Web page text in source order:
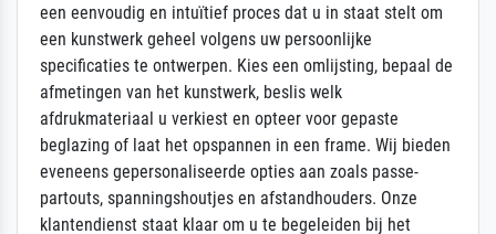
een eenvoudig en intuïtief proces dat u in staat stelt om
een kunstwerk geheel volgens uw persoonlijke
specificaties te ontwerpen. Kies een omlijsting, bepaal de
afmetingen van het kunstwerk, beslis welk
afdrukmateriaal u verkiest en opteer voor gepaste
beglazing of laat het opspannen in een frame. Wij bieden
eveneens gepersonaliseerde opties aan zoals passe-
partouts, spanningshoutjes en afstandhouders. Onze
klantendienst staat klaar om u te begeleiden bij het